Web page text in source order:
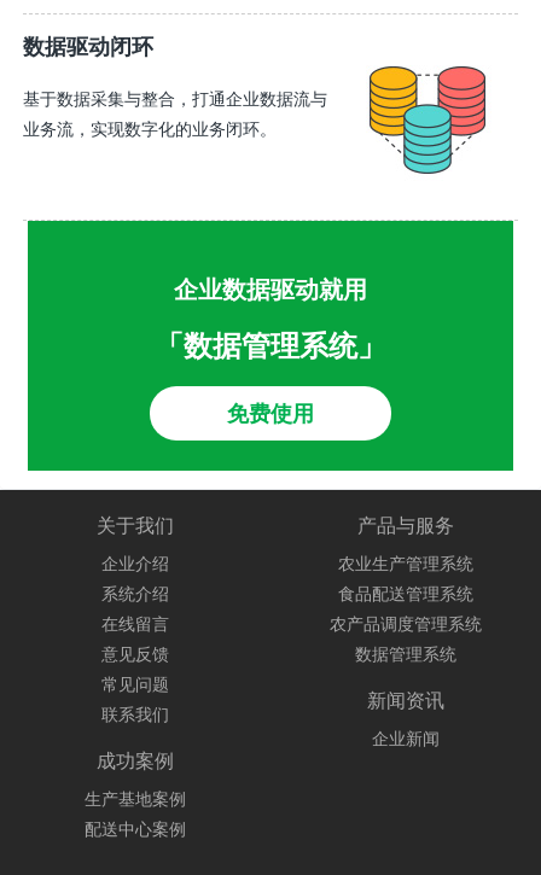
数据驱动闭环
基于数据采集与整合，打通企业数据流与
业务流，实现数字化的业务闭环。
企业数据驱动就用
「数据管理系统」
免费使用
关于我们
企业介绍
系统介绍
在线留言
意见反馈
常见问题
联系我们
产品与服务
农业生产管理系统
食品配送管理系统
农产品调度管理系统
数据管理系统
新闻资讯
企业新闻
成功案例
生产基地案例
配送中心案例